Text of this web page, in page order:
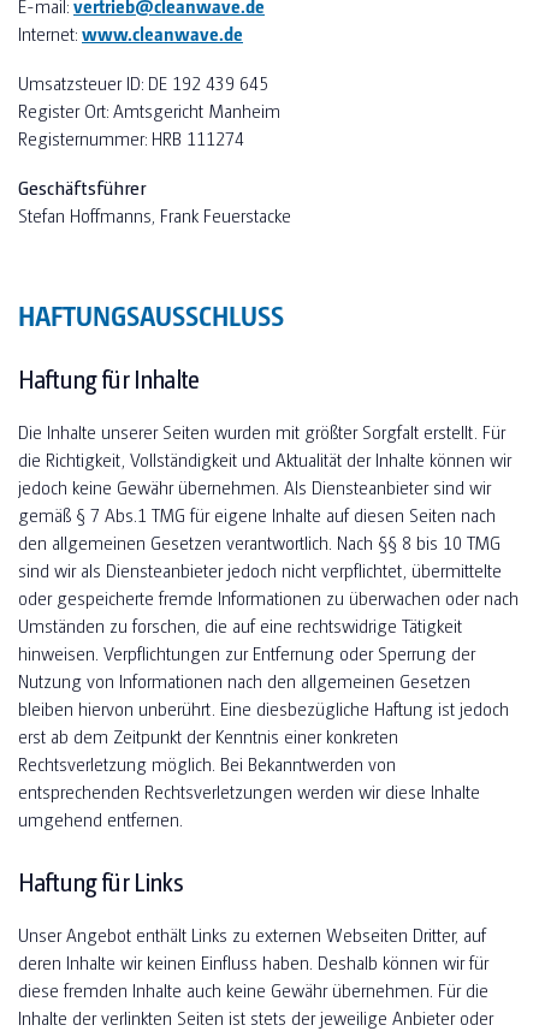
SANITARY AND ACCOMMODATION FOR HARVESTERS
OUR SERVICES
OUR SERVICES FOR TOILET CABINS
OUR SERVICES FOR CONTAINERS
FAQ
TOILET CALCULATOR
TOILET CUBICLE CALCULATION FOR EVENTS
TOILET CUBICLE CALCULATION FOR CONSTRUCTION
SUSTAINABILITY DE (2024)
SUSTAINABILITY EN (2024)
SUSTAINABILITY DE (2025)
TOI TOI & DIXI GROUP
JOBS
E-mail:vertrieb@cleanwave.de
Internet:www.cleanwave.de
Umsatzsteuer ID: DE 192 439 645
Register Ort: Amtsgericht Manheim
Registernummer: HRB 111274
Geschäftsführer
Stefan Hoffmanns, Frank Feuerstacke
HAFTUNGSAUSSCHLUSS
Haftung für Inhalte
Die Inhalte unserer Seiten wurden mit größter Sorgfalt erstellt. Für
die Richtigkeit, Vollständigkeit und Aktualität der Inhalte können wir
jedoch keine Gewähr übernehmen. Als Diensteanbieter sind wir
gemäß § 7 Abs.1 TMG für eigene Inhalte auf diesen Seiten nach
den allgemeinen Gesetzen verantwortlich. Nach §§ 8 bis 10 TMG
sind wir als Diensteanbieter jedoch nicht verpflichtet, übermittelte
oder gespeicherte fremde Informationen zu überwachen oder nach
Umständen zu forschen, die auf eine rechtswidrige Tätigkeit
hinweisen. Verpflichtungen zur Entfernung oder Sperrung der
Nutzung von Informationen nach den allgemeinen Gesetzen
bleiben hiervon unberührt. Eine diesbezügliche Haftung ist jedoch
erst ab dem Zeitpunkt der Kenntnis einer konkreten
Rechtsverletzung möglich. Bei Bekanntwerden von
entsprechenden Rechtsverletzungen werden wir diese Inhalte
umgehend entfernen.
Haftung für Links
Unser Angebot enthält Links zu externen Webseiten Dritter, auf
deren Inhalte wir keinen Einfluss haben. Deshalb können wir für
diese fremden Inhalte auch keine Gewähr übernehmen. Für die
Inhalte der verlinkten Seiten ist stets der jeweilige Anbieter oder